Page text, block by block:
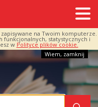
na Twoim komputerze.
funkcjonalnych, statystycznych i
w Polityce plików cookie.
Wiem, zamknij